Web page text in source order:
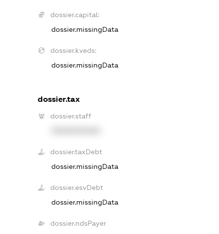
dossier.capital:
dossier.missingData
dossier.kveds:
dossier.missingData
dossier.tax
dossier.staff
dossier.taxDebt
dossier.missingData
dossier.esvDebt
dossier.missingData
dossier.ndsPayer